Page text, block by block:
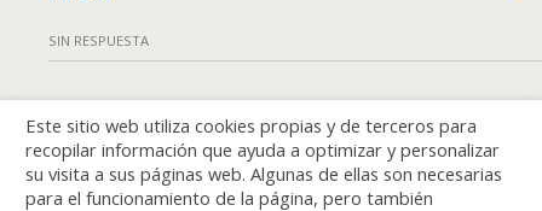
SIN RESPUESTA
Volver arriba
Móvil Escritorio
Este sitio web utiliza cookies propias y de terceros para
recopilar información que ayuda a optimizar y personalizar
su visita a sus páginas web. Algunas de ellas son necesarias
para el funcionamiento de la página, pero también